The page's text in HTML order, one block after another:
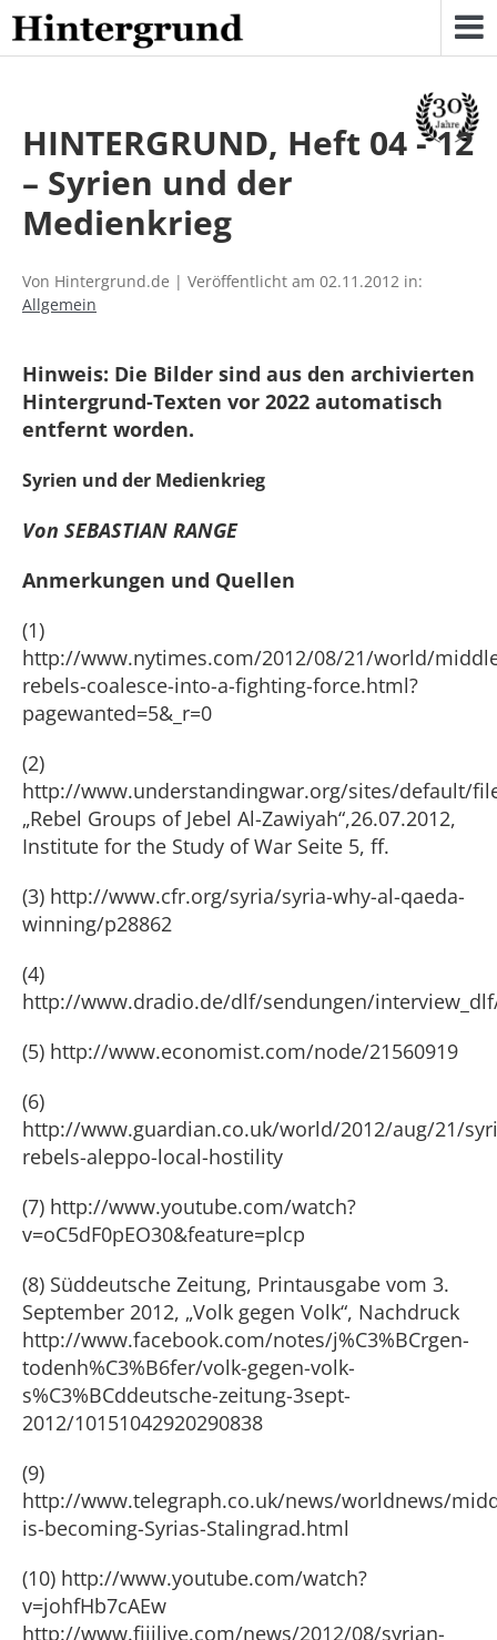
Skip
to
content
HINTERGRUND, Heft 04 - 12
– Syrien und der
Medienkrieg
Von Hintergrund.de | Veröffentlicht am 02.11.2012 in:
Allgemein
Hinweis: Die Bilder sind aus den archivierten
Hintergrund-Texten vor 2022 automatisch
entfernt worden.
Syrien und der Medienkrieg
Von SEBASTIAN RANGE
Anmerkungen und Quellen
(1)
http://www.nytimes.com/2012/08/21/world/
rebels-coalesce-into-a-fighting-force.html?
pagewanted=5&_r=0
(2)
http://www.understandingwar.org/sites/default/
„Rebel Groups of Jebel Al-Zawiyah“,26.07.2012,
Institute for the Study of War Seite 5, ff.
(3) http://www.cfr.org/syria/syria-why-al-qaeda-
winning/p28862
(4)
http://www.dradio.de/dlf/sendungen/
(5) http://www.economist.com/node/21560919
(6)
http://www.guardian.co.uk/world/2012/aug/21/
rebels-aleppo-local-hostility
(7) http://www.youtube.com/watch?
v=oC5dF0pEO30&feature=plcp
(8) Süddeutsche Zeitung, Printausgabe vom 3.
September 2012, „Volk gegen Volk“, Nachdruck
http://www.facebook.com/notes/j%C3%BCrgen-
todenh%C3%B6fer/volk-gegen-volk-
s%C3%BCddeutsche-zeitung-3sept-
2012/10151042920290838
(9)
http://www.telegraph.co.uk/news/worldnews/
is-becoming-Syrias-Stalingrad.html
(10) http://www.youtube.com/watch?
v=johfHb7cAEw
http://www.fijilive.com/news/2012/08/syrian-